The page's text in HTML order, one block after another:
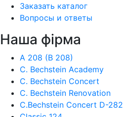
Заказать каталог
Вопросы и ответы
Наша фiрма
A 208 (B 208)
C. Bechstein Academy
C. Bechstein Concert
C. Bechstein Renovation
C.Bechstein Concert D-282